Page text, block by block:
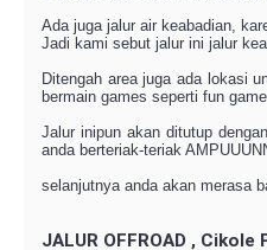
Ada juga jalur air keabadian,
Jadi kami sebut jalur ini jalur
Ditengah area juga ada lokasi
bermain games seperti fun
Jalur inipun akan ditutup
anda berteriak-teriak
selanjutnya anda akan merasa
JALUR OFFROAD ,